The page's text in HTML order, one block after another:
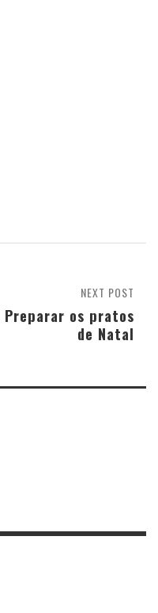
NEXT POST
Preparar os pratos
de Natal